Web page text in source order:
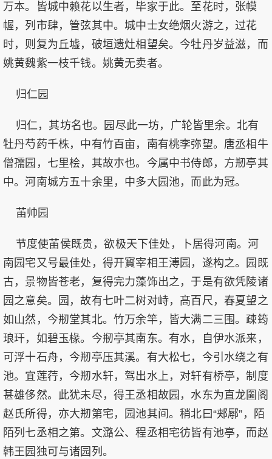
万本。皆城中赖花以生者，毕家于此。至花时，张幙
幄，列市肆，管弦其中。城中士女绝烟火游之，过花
时，则复为丘墟，破垣遗灶相望矣。今牡丹岁益滋，而
姚黄魏紫一枝千钱。姚黄无卖者。
归仁园
归仁，其坊名也。园尽此一坊，广轮皆里余。北有
牡丹芍药千株，中有竹百亩，南有桃李弥望。唐丞相牛
僧孺园，七里桧，其故朩也。今属中书侍郎，方剏亭其
中。河南城方五十余里，中多大园池，而此为冠。
苖帅园
节度使苖侯既贵，欲极天下佳处，卜居得河南。河
南园宅又号最佳处，得开寳宰相王溥园，遂构之。园既
古，景物皆苍老，复得完力藻饰出之，于是有欲凭陵诸
园之意矣。园，故有七叶二树对峙，髙百尺，春夏望之
如山然，今剏堂其北。竹万余竿，皆大满二三围。疎筠
琅玕，如碧玉椽。今剏亭其南东。有水，自伊水派来，
可浮十石舟，今剏亭压其溪。有大松七，今引水绕之有
池。宜莲荇，今剏水轩，驾出水上，对轩有桥亭，制度
甚雄侈然。此犹未尽，得王丞相故园，水东为直龙圗阁
赵氏所得，亦大剏第宅，园池其间。稍北曰“郏鄏”，陌
陌列七丞相之第。文潞公、程丞相宅彷皆有池亭，而赵
韩王园独可与诸园列。